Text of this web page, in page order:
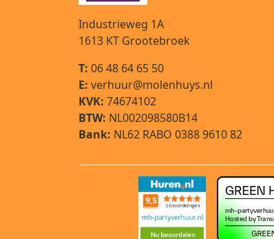
Industrieweg 1A
1613 KT Grootebroek
T: 06 48 64 65 50
E: verhuur@molenhuys.nl
KVK: 74674102
BTW: NL002098580B14
Bank: NL62 RABO 0388 9610 82